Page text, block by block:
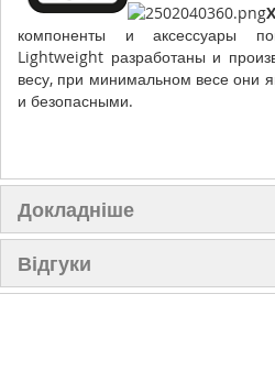
компоненты и аксессуары
Lightweight разработаны и
весу, при минимальном весе они
и безопасными.
Докладніше
Відгуки